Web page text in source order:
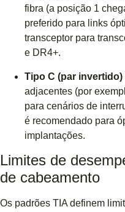
fibra (a posição 1
preferido para links
transceptor para
e DR4+.
Tipo C (par invertido)
adjacentes (por
para cenários de
é recomendado para
implantações.
Limites de
de cabeamento
Os padrões TIA definem